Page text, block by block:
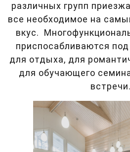
различных групп
все необходимое на
вкус.
приспосабливаются
для отдыха, для
для обучающего
встречи.